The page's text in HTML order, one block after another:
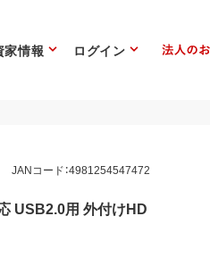
家情報 ログイン
JANコード：4981254547472
USB2.0用 外付けHD